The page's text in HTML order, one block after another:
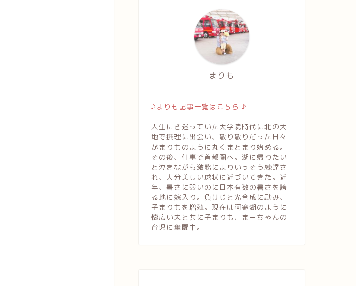
まりも
♪まりも記事一覧はこちら ♪
人生にさ迷っていた大学院時代に北の大
地で摂理に出会い、散り散りだった日々
がまりものように丸くまとまり始める。
その後、仕事で首都圏へ。湖に帰りたい
と泣きながら激務によりいっそう練達さ
れ、大分美しい球状に近づいてきた。近
年、暑さに弱いのに日本有数の暑さを誇
る地に嫁入り。負けじと光合成に励み、
子まりもを増殖。現在は阿寒湖のように
懐広い夫と共に子まりも、まーちゃんの
育児に奮闘中。